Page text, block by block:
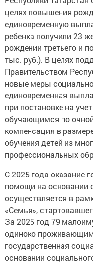
целях повышения
единовременную
ребенка получили 23
рождении третьего и
тыс. руб.). В целях
Правительством
новые меры
единовременная
при постановке на
обучающимся по
компенсация в
обучения детей из
профессиональных
С 2025 года оказание
помощи на основании
осуществляется в
«Семья»,
За 2025 год 79
одиноко
государственная
основании